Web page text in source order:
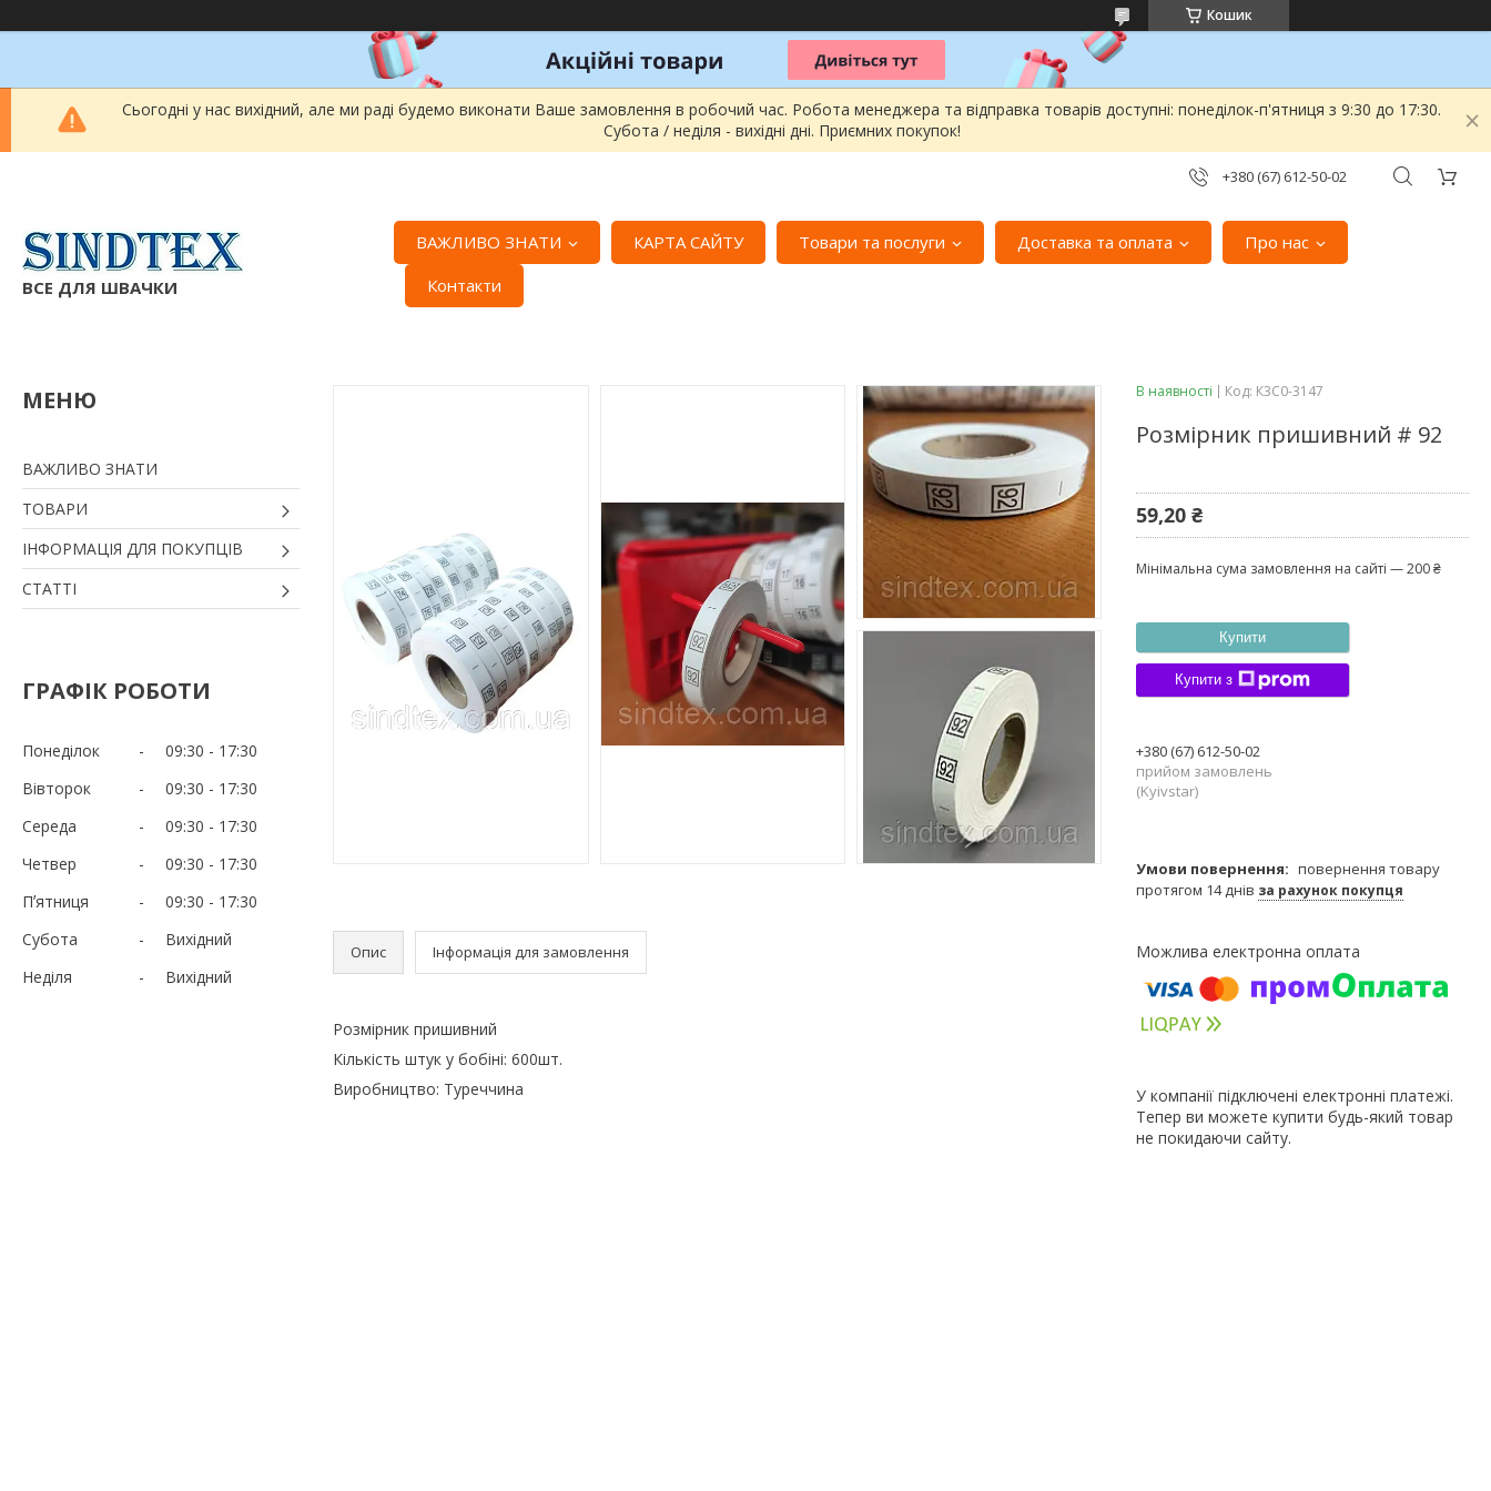
Кошик
Сьогодні у нас вихідний, але ми раді будемо виконати Ваше замовлення в робочий час. Робота менеджера та відправка товарів доступні: понеділок-п'ятниця з 9:30 до 17:30.
Субота / неділя - вихідні дні. Приємних покупок!
+380 (67) 612-50-02
ВСЕ ДЛЯ ШВАЧКИ
ВАЖЛИВО ЗНАТИ КАРТА САЙТУ Товари та послуги Доставка та оплата
Про нас
Контакти
ВАЖЛИВО ЗНАТИ
ТОВАРИ
ІНФОРМАЦІЯ ДЛЯ ПОКУПЦІВ
СТАТТІ
ГРАФІК РОБОТИ
Понеділок 09:30
17:30
Вівторок
09:30
17:30
Середа
09:30
17:30
Четвер
09:30
17:30
Пʼятниця
09:30
17:30
Субота
Вихідний
Неділя
Вихідний
Опис Інформація для замовлення
Розмірник пришивний
Кількість штук у бобіні: 600шт.
Виробництво: Туреччина
В наявності Код: К3С0-3147
Розмірник пришивний # 92
59,20 ₴
Мінімальна сума замовлення на сайті — 200 ₴
Купити
Купити з
+380 (67) 612-50-02
прийом замовлень
(Kyivstar)
повернення товару
протягом 14 днів за рахунок покупця
У компанії підключені електронні платежі.
Тепер ви можете купити будь-який товар
не покидаючи сайту.